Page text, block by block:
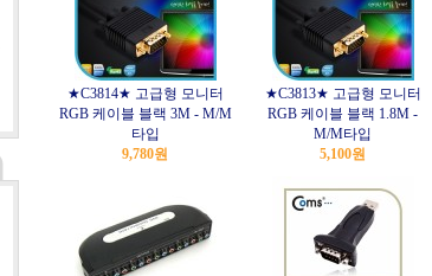
★C3814★ 고급형 모니터
RGB 케이블 블랙 3M - M/M
타입
9,780원
★C3813★ 고급형 모니터
RGB 케이블 블랙 1.8M -
M/M타입
5,100원